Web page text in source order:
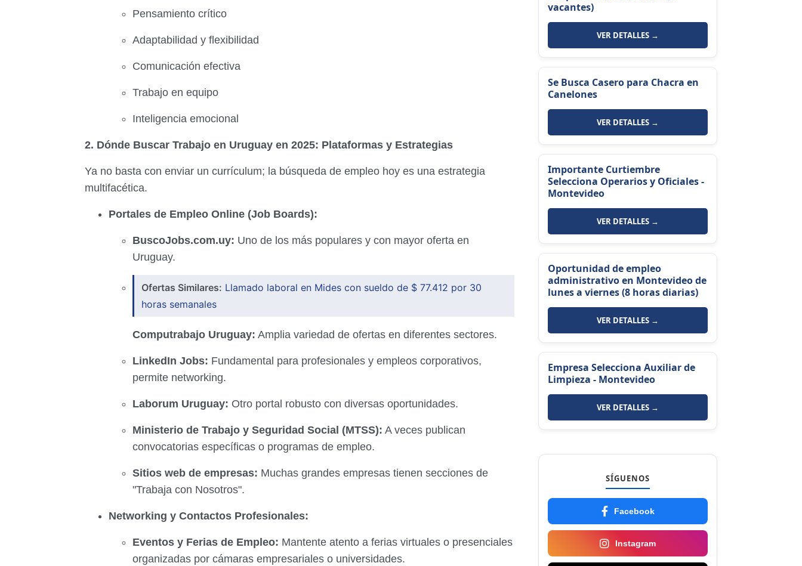
Pensamiento crítico
Adaptabilidad y flexibilidad
Comunicación efectiva
Trabajo en equipo
Inteligencia emocional
2. Dónde Buscar Trabajo en Uruguay en 2025: Plataformas y Estrategias
Ya no basta con enviar un currículum; la búsqueda de empleo hoy es una estrategia
multifacética.
Portales de Empleo Online (Job Boards):
BuscoJobs.com.uy: Uno de los más populares y con mayor oferta en
Uruguay.
Ofertas Similares: Llamado laboral en Mides con sueldo de $ 77.412 por 30
horas semanales
Computrabajo Uruguay: Amplia variedad de ofertas en diferentes sectores.
LinkedIn Jobs: Fundamental para profesionales y empleos corporativos,
permite networking.
Laborum Uruguay: Otro portal robusto con diversas oportunidades.
Ministerio de Trabajo y Seguridad Social (MTSS): A veces publican
convocatorias específicas o programas de empleo.
Sitios web de empresas: Muchas grandes empresas tienen secciones de
"Trabaja con Nosotros".
Networking y Contactos Profesionales:
Eventos y Ferias de Empleo: Mantente atento a ferias virtuales o presenciales
organizadas por cámaras empresariales o universidades.
vacantes)
VER DETALLES →
Se Busca Casero para Chacra en
Canelones
VER DETALLES →
Importante Curtiembre
Selecciona Operarios y Oficiales -
Montevideo
VER DETALLES →
Oportunidad de empleo
administrativo en Montevideo de
lunes a viernes (8 horas diarias)
VER DETALLES →
Empresa Selecciona Auxiliar de
Limpieza - Montevideo
VER DETALLES →
SÍGUENOS
Facebook
Instagram